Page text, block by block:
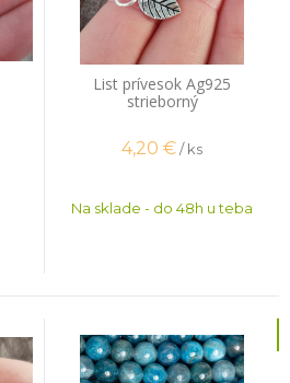
List prívesok Ag925
strieborný
4,20 €/ ks
Na sklade - do 48h u teba